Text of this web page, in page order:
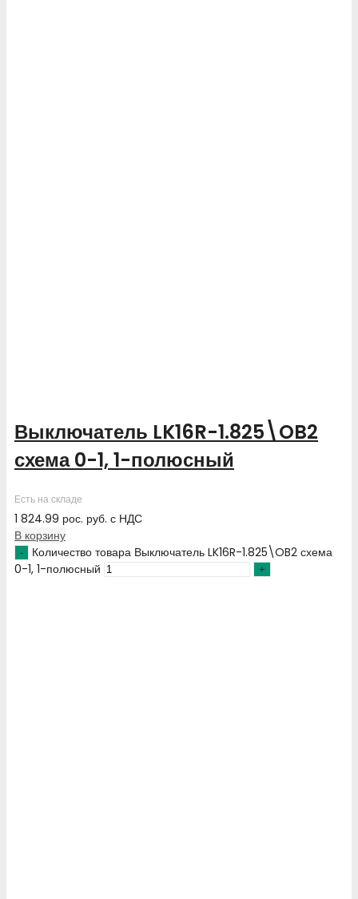
Выключатель LK16R-1.825\OB2
схема 0-1, 1-полюсный
Есть на складе
1 824.99 рос. руб. с НДС
В корзину
Количество товара Выключатель LK16R-1.825\OB2 схема
0-1, 1-полюсный